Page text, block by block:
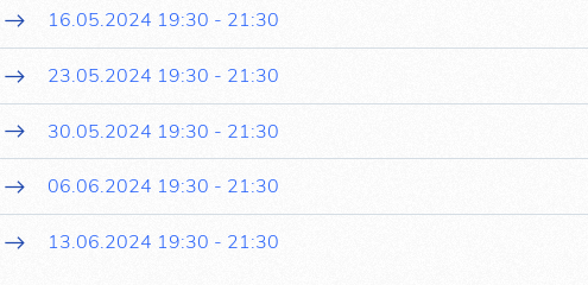
16.05.2024 19:30 - 21:30
23.05.2024 19:30 - 21:30
30.05.2024 19:30 - 21:30
06.06.2024 19:30 - 21:30
13.06.2024 19:30 - 21:30